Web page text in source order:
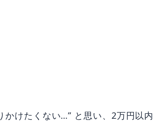
かけたくない…” と思い、2万円以内